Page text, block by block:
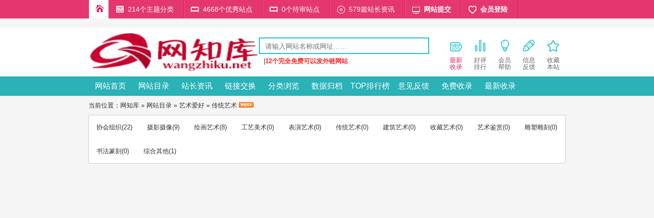
214个主题分类 4668个优秀站点 0个待审站点 579篇站长资讯 网站提交 会员登陆
12个完全免费可以发外链网站
最新
收录
好评
排行
会员
帮助
信息
反馈
收藏
本站
网站首页 网站目录 站长资讯 链接交换 分类浏览 数据归档 TOP排行榜 意见反馈 免费收录 最新收录
当前位置： 网知库 » 网站目录 » 艺术爱好 » 传统艺术
协会组织(22) 摄影摄像(9) 绘画艺术(8) 工艺美术(0) 表演艺术(0) 传统艺术(0) 建筑艺术(0) 收藏艺术(0) 艺术鉴赏(0) 雕塑雕刻 (0)
书法篆刻 (0) 综合其他(1)